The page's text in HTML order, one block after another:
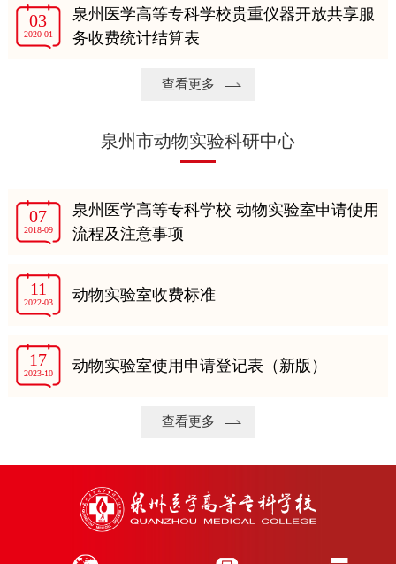
03
2020-01
泉州医学高等专科学校贵重仪器开放共享服
务收费统计结算表
查看更多
泉州市动物实验科研中心
07
2018-09
泉州医学高等专科学校 动物实验室申请使用
流程及注意事项
11
2022-03 动物实验室收费标准
17
2023-10 动物实验室使用申请登记表（新版）
查看更多